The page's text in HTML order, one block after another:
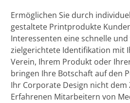
Ermöglichen Sie durch
gestaltete Printprodukte
Interessenten eine schnelle
zielgerichtete Identifikation mit
Verein, Ihrem Produkt oder
bringen Ihre Botschaft auf den
Ihr Corporate Design nicht
Erfahrenen Mitarbeitern von